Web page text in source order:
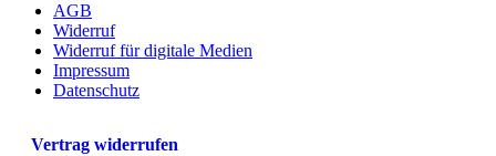
AGB
Widerruf
Widerruf für digitale Medien
Impressum
Datenschutz
Vertrag widerrufen